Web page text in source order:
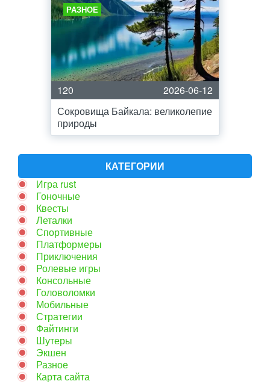
РАЗНОЕ
120
2026-06-12
Сокровища Байкала: великолепие
природы
КАТЕГОРИИ
Игра rust
Гоночные
Квесты
Леталки
Спортивные
Платформеры
Приключения
Ролевые игры
Консольные
Головоломки
Мобильные
Стратегии
Файтинги
Шутеры
Экшен
Разное
Карта сайта